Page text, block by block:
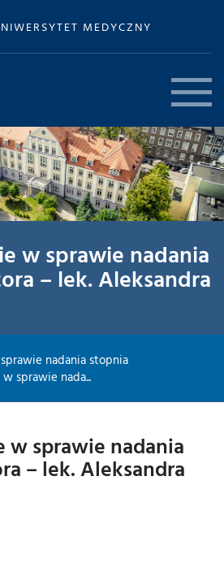
MEDYCZNY
w sprawie nadania
– lek. Aleksandra
nadania stopnia
sprawie nada...
w sprawie nadania
– lek. Aleksandra